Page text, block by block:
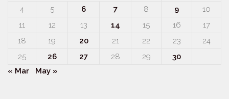
4
5 6 7 8 9
10
11
12 13 14 15 16
17
18
19 20 21 22 23
24
25
26 27 28 29
30
« Mar
May »